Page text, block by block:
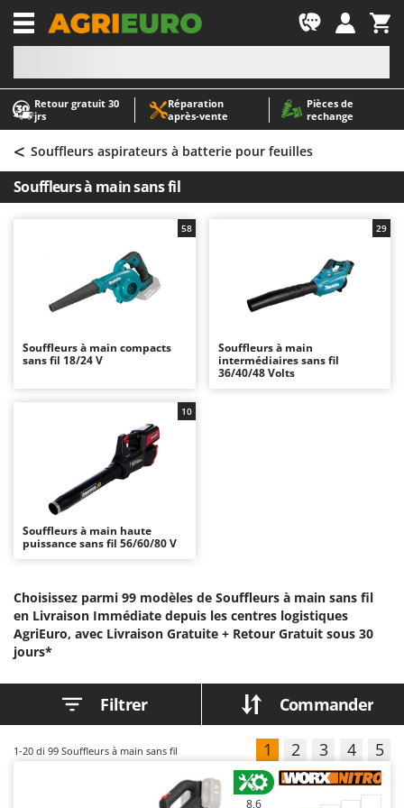
Retour gratuit 30
jrs
Réparation
après‑vente
Pièces de
rechange
-1
A
Abris de jardin
Accessoires pour tracteurs tondeuses autoportés
Aérateurs Scarificateurs pour gazon
Arracheuses de pommes de terre pour tracteur
Aspirateurs - Balais Électriques
Aspirateurs à cendres
Aspirateurs à feuilles sur roues
Aspirateurs de piscine
Atomiseurs agricoles pour tracteurs
Autres produits
Balayeuses
Bancs de scie pour le bois - Scies à bûches
Barbecues
Brosses pour sols extérieurs
Brouettes à moteur
Broyeurs de branches et végétaux
Butteurs pour tracteur
C
Chargeurs de batterie - Démarreurs
Charrues pour tracteur
A
AgriEuro Premium
AgriEuro TOP-LINE
AGT
AL-KO
ALA 2000
Alpina
Annovi Reverberi
ANTHBOT
Archman
Arco
Ardes
Ariete
Artus
Ausonia
Awelco
B
< Souffleurs aspirateurs à batterie pour feuilles
Souffleurs à main sans fil
Souffleurs à main compacts
sans fil 18/24 V
58
Souffleurs à main
intermédiaires sans fil
36/40/48 Volts
29
Souffleurs à main haute
puissance sans fil 56/60/80 V
10
Choisissez parmi 99 modèles de Souffleurs à main sans fil
en Livraison Immédiate depuis les centres logistiques
AgriEuro, avec Livraison Gratuite + Retour Gratuit sous 30
jours*
Filtrer Commander
1-20 di 99 Souffleurs à main sans fil 1 2 3 4 5
8,6